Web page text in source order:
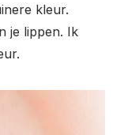
kleur.
je lippen. Ik